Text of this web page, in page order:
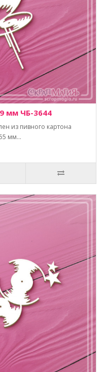
мм ЧБ-3644
из пивного картона
мм...